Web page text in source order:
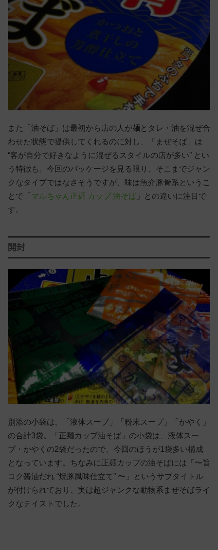
また「油そば」は最初から店の人が麺とタレ・油を混ぜ合
わせた状態で提供してくれるのに対し、「まぜそば」は
“客が自分で好きなように混ぜるスタイルの店が多い” とい
う特徴も。今回のパッケージを見る限り、そこまでジャン
クなタイプではなさそうですが、味は魚介豚骨系というこ
とで「 マルちゃん正麺 カップ 油そば 」との違いに注目で
す。
開封
別添の小袋は、「液体スープ」「粉末スープ」「かやく」
の合計3袋。「正麺カップ油そば」の小袋は、液体スー
プ・かやくの2袋だったので、今回のほうが1袋多い構成
となっています。ちなみに正麺カップの油そばには「〜旨
コク醤油だれ “焼豚風味仕立て” 〜」というサブタイトル
が付けられており、実は超ジャンクな動物系まぜそばライ
クなテイストでした。